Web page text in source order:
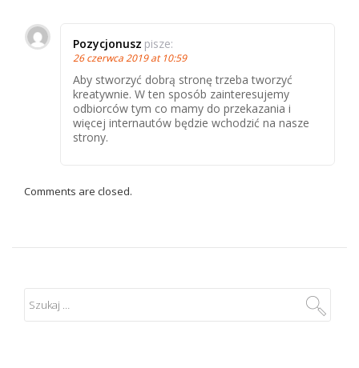
Pozycjonusz pisze:
26 czerwca 2019 at 10:59
Aby stworzyć dobrą stronę trzeba tworzyć
kreatywnie. W ten sposób zainteresujemy
odbiorców tym co mamy do przekazania i
więcej internautów będzie wchodzić na nasze
strony.
Comments are closed.